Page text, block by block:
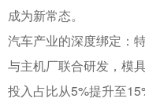
成为新常态。
汽车产业的深度绑定 ：
与主机厂联合研发，模
投入占比从5%提升至